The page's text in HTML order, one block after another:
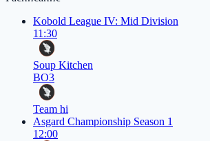
Kobold League IV: Mid Division
11:30
Soup Kitchen
BO3
Team hi
Asgard Championship Season 1
12:00